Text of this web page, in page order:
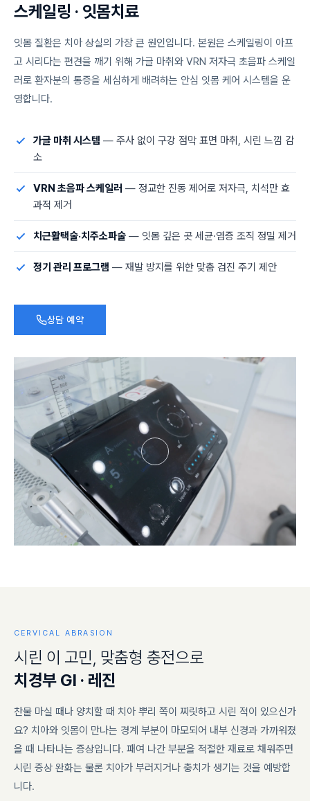
스케 일링 · 잇몸치료
잇몸 질환은 치아 상실의 가장 큰 원인입니다. 본원은 스케일링이 아프
고 시리다는 편견을 깨기 위해 가글 마취와 VRN 저자극 초음파 스케일
러로 환자분의 통증을 세심하게 배려하는 안심 잇몸 케어 시스템을 운
영합니다.
가글 마취 시스템 — 주사 없이 구강 점막 표면 마취, 시린 느낌 감
소
VRN 초음파 스케일러 — 정교한 진동 제어로 저자극, 치석만 효
과적 제거
치근활택술·치주소파술 — 잇몸 깊은 곳 세균·염증 조직 정밀 제거
정기 관리 프로그램 — 재발 방지를 위한 맞춤 검진 주기 제안
상담 예약
CERVICAL ABRASION
시린 이 고민, 맞춤형 충전으로
치 경부 GI · 레 진
찬물 마실 때나 양치할 때 치아 뿌리 쪽이 찌릿하고 시린 적이 있으신가
요? 치아와 잇몸이 만나는 경계 부분이 마모되어 내부 신경과 가까워졌
을 때 나타나는 증상입니다. 패여 나간 부분을 적절한 재료로 채워주면
시린 증상 완화는 물론 치아가 부러지거나 충치가 생기는 것을 예방합
니다.